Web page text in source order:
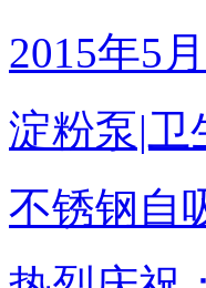
淀粉泵|卫
不锈钢自
热烈庆祝
05-12]